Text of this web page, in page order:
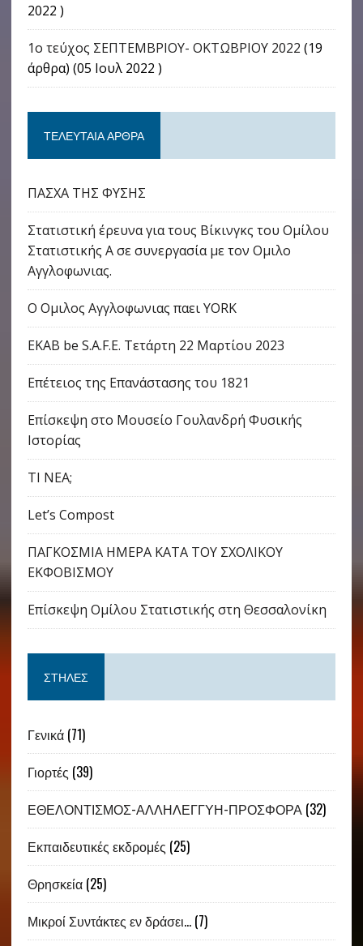
2022 )
1ο τεύχος ΣΕΠΤΕΜΒΡΙΟΥ- ΟΚΤΩΒΡΙΟΥ 2022 (19
άρθρα) (05 Ιουλ 2022 )
ΤΕΛΕΥΤΑΊΑ ΆΡΘΡΑ
ΠΑΣΧΑ ΤΗΣ ΦΥΣΗΣ
Στατιστική έρευνα για τους Βίκινγκς του Ομίλου
Στατιστικής Α σε συνεργασία με τον Ομιλο
Αγγλοφωνιας.
Ο Ομιλος Αγγλοφωνιας παει YORK
ΕΚΑΒ be S.A.F.E. Τετάρτη 22 Μαρτίου 2023
Eπέτειος της Επανάστασης του 1821
Επίσκεψη στο Μουσείο Γουλανδρή Φυσικής
Ιστορίας
ΤΙ ΝΕΑ;
Let’s Compost
ΠΑΓΚΟΣΜΙΑ ΗΜΕΡΑ ΚΑΤΑ ΤΟΥ ΣΧΟΛΙΚΟΥ
ΕΚΦΟΒΙΣΜΟΥ
Επίσκεψη Ομίλου Στατιστικής στη Θεσσαλονίκη
ΣΤΉΛΕΣ
Γενικά(71)
Γιορτές (39)
ΕΘΕΛΟΝΤΙΣΜΟΣ-ΑΛΛΗΛΕΓΓΥΗ-ΠΡΟΣΦΟΡΑ (32)
Εκπαιδευτικές εκδρομές (25)
Θρησκεία(25)
Μικροί Συντάκτες εν δράσει…(7)